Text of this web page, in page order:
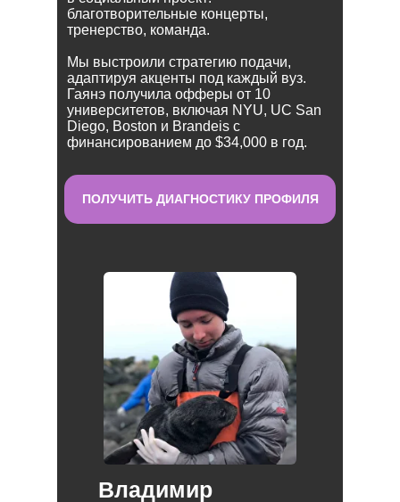
благотворительные концерты,
тренерство, команда.
Мы выстроили стратегию подачи,
адаптируя акценты под каждый вуз.
Гаянэ получила офферы от 10
университетов, включая NYU, UC San
Diego, Boston и Brandeis с
финансированием до $34,000 в год.
ПОЛУЧИТЬ ДИАГНОСТИКУ ПРОФИЛЯ
Владимир